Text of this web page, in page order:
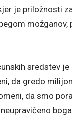
je priložnosti
sredstev
da gredo
da smo